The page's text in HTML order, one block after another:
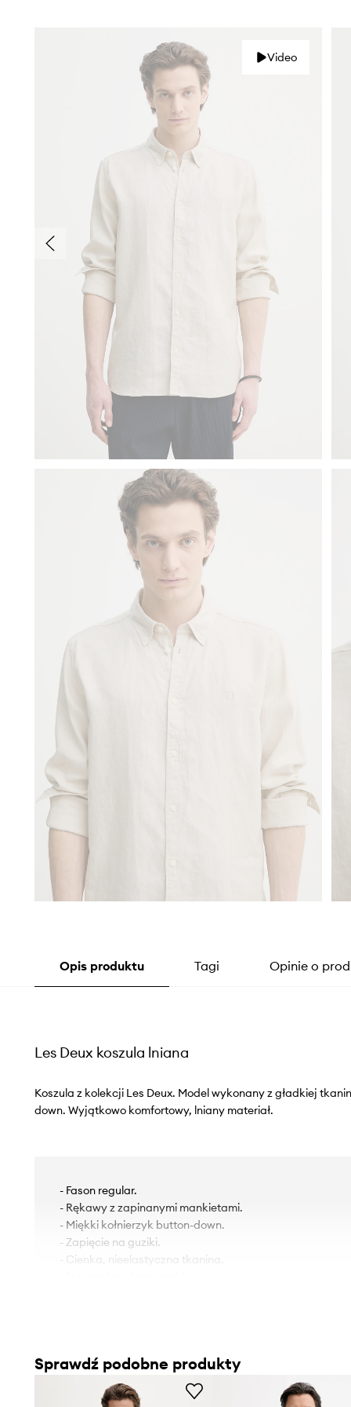
Video
Opis produktu Tagi Opinie o
Les Deux koszula lniana
Koszula z kolekcji Les Deux. Model wykonany z gładkiej
down. Wyjątkowo komfortowy, lniany materiał.
- Fason regular.
- Rękawy z zapinanymi mankietami.
- Miękki kołnierzyk button-down.
- Zapięcie na guziki.
- Cienka, nieelastyczna tkanina.
- Wymiary podane dla rozmiaru: L.
Sprawdź podobne produkty